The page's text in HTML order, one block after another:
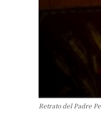
Retrato del Padre